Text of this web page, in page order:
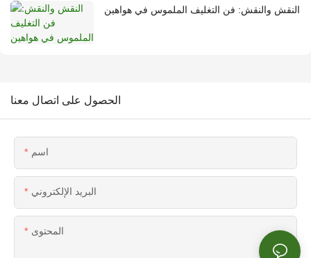
النقش والنقش: فن التغليف الملموس في هواهين
الحصول على اتصال معنا
اسم
البريد الإلكتروني
المحتوى